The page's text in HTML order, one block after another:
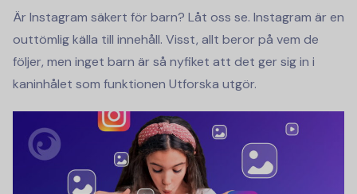
Är Instagram säkert för barn? Låt oss se. Instagram är en
outtömlig källa till innehåll. Visst, allt beror på vem de
följer, men inget barn är så nyfiket att det ger sig in i
kaninhålet som funktionen Utforska utgör.